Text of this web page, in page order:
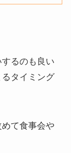
るのも良い
タイミング
て食事会や